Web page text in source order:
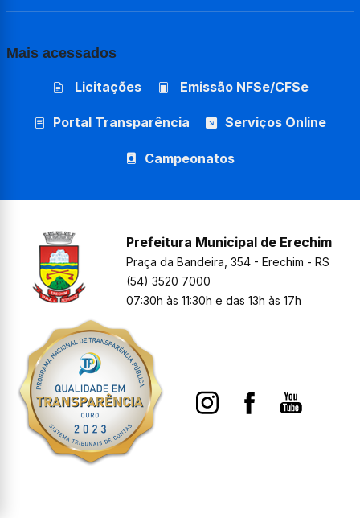
Mais acessados
Licitações Emissão NFSe/CFSe
Portal Transparência Serviços Online
Campeonatos
Prefeitura Municipal de Erechim
Praça da Bandeira, 354 - Erechim - RS
(54) 3520 7000
07:30h às 11:30h e das 13h às 17h